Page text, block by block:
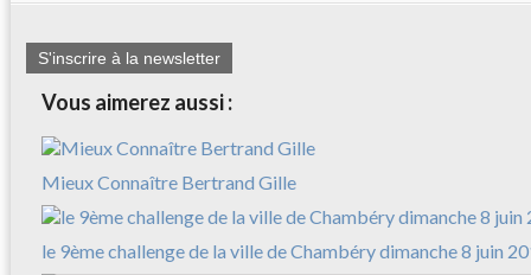
S'inscrire à la newsletter
Vous aimerez aussi :
Mieux Connaître Bertrand Gille
le 9ème challenge de la ville de Chambéry dimanche 8 juin